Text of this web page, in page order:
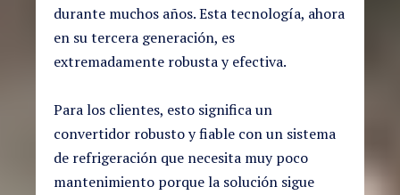
durante muchos años. Esta tecnología, ahora
en su tercera generación, es
extremadamente robusta y efectiva.
Para los clientes, esto significa un
convertidor robusto y fiable con un sistema
de refrigeración que necesita muy poco
mantenimiento porque la solución sigue